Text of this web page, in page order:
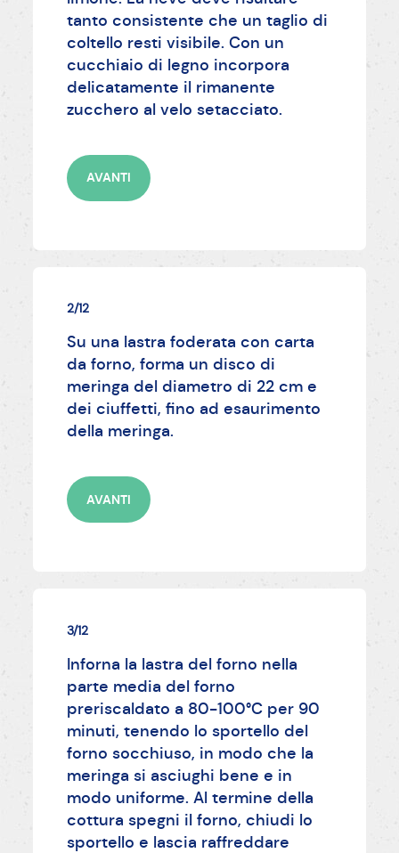
tanto consistente che un taglio di
coltello resti visibile. Con un
cucchiaio di legno incorpora
delicatamente il rimanente
zucchero al velo setacciato.
AVANTI
2/12
Su una lastra foderata con carta
da forno, forma un disco di
meringa del diametro di 22 cm e
dei ciuffetti, fino ad esaurimento
della meringa.
AVANTI
3/12
Inforna la lastra del forno nella
parte media del forno
preriscaldato a 80-100°C per 90
minuti, tenendo lo sportello del
forno socchiuso, in modo che la
meringa si asciughi bene e in
modo uniforme. Al termine della
cottura spegni il forno, chiudi lo
sportello e lascia raffreddare